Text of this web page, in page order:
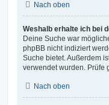
Nach oben
Weshalb erhalte ich bei
Deine Suche war
phpBB nicht indiziert
Suche bietet. Außerdem
verwendet wurden. Prüfe
Nach oben